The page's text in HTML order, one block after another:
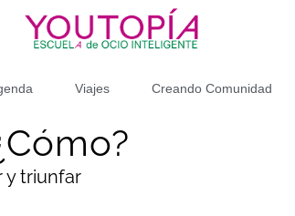
Viajes Creando Comunidad
y triunfar